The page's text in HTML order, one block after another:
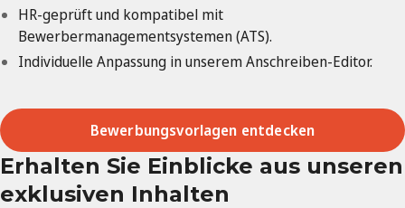
HR-geprüft und kompatibel mit
Bewerbermanagementsystemen (ATS).
Individuelle Anpassung in unserem Anschreiben-Editor.
Bewerbungsvorlagen entdecken
Erhalten Sie Einblicke aus unseren
exklusiven Inhalten